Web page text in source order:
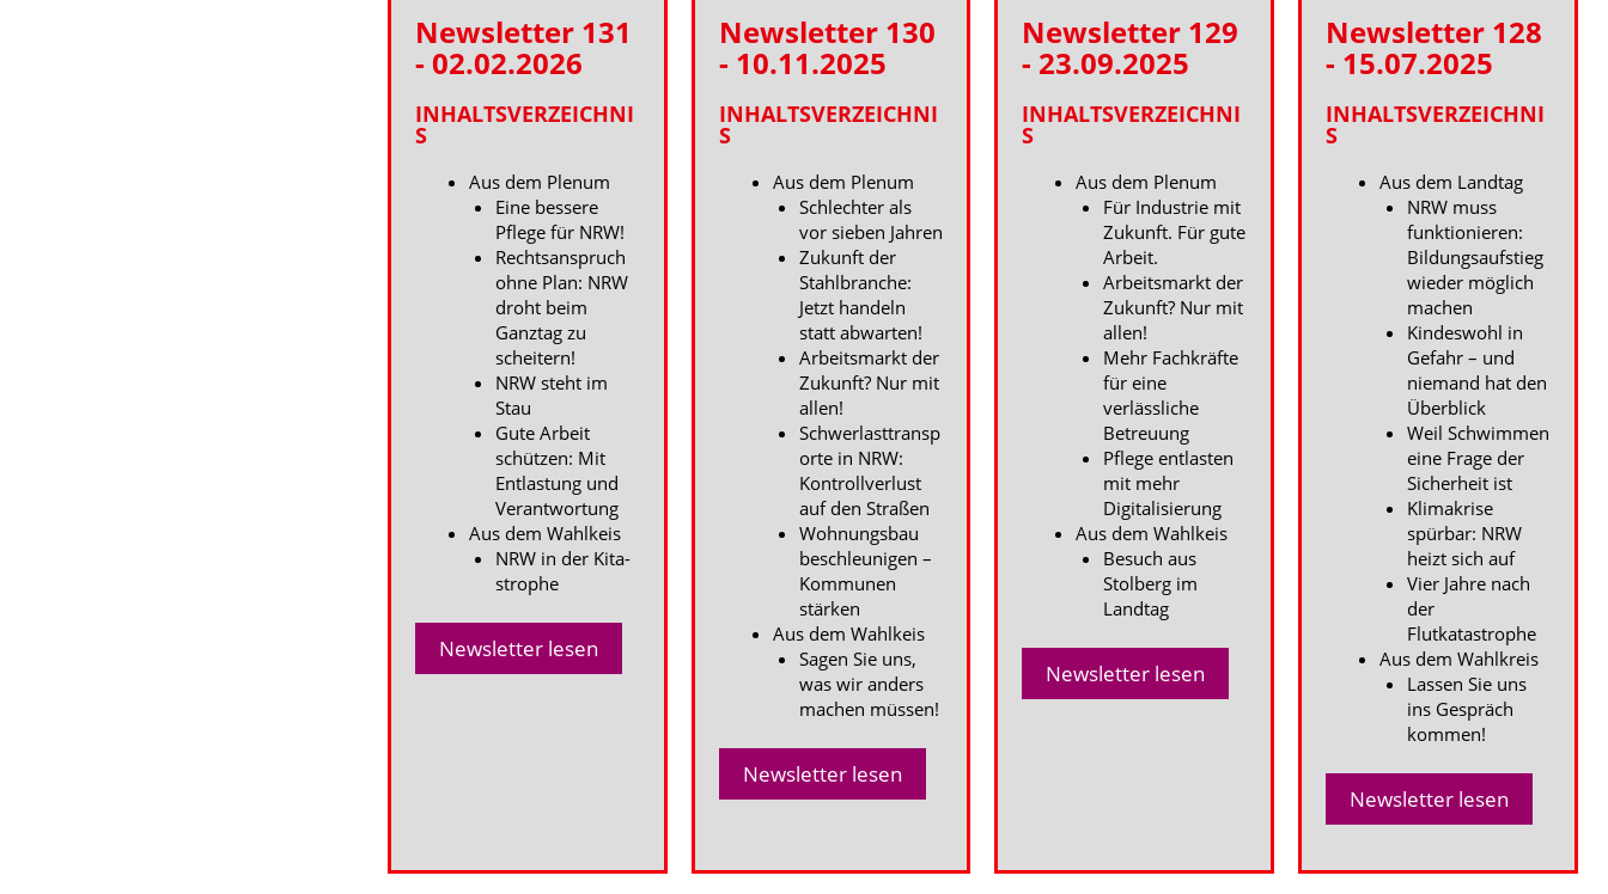
Newsletter 131
- 02.02.2026
INHALTSVERZEICHNI
S
Aus dem Plenum
Eine bessere
Pflege für NRW!
Rechtsanspruch
ohne Plan: NRW
droht beim
Ganztag zu
scheitern!
NRW steht im
Stau
Gute Arbeit
schützen: Mit
Entlastung und
Verantwortung
Aus dem Wahlkeis
NRW in der Kita-
strophe
Newsletter lesen
Newsletter 130
- 10.11.2025
INHALTSVERZEICHNI
S
Aus dem Plenum
Schlechter als
vor sieben Jahren
Zukunft der
Stahlbranche:
Jetzt handeln
statt abwarten!
Arbeitsmarkt der
Zukunft? Nur mit
allen!
Schwerlasttransp
orte in NRW:
Kontrollverlust
auf den Straßen
Wohnungsbau
beschleunigen –
Kommunen
stärken
Aus dem Wahlkeis
Sagen Sie uns,
was wir anders
machen müssen!
Newsletter lesen
Newsletter 129
- 23.09.2025
INHALTSVERZEICHNI
S
Aus dem Plenum
Für Industrie mit
Zukunft. Für gute
Arbeit.
Arbeitsmarkt der
Zukunft? Nur mit
allen!
Mehr Fachkräfte
für eine
verlässliche
Betreuung
Pflege entlasten
mit mehr
Digitalisierung
Aus dem Wahlkeis
Besuch aus
Stolberg im
Landtag
Newsletter lesen
Newsletter 128
- 15.07.2025
INHALTSVERZEICHNI
S
Aus dem Landtag
NRW muss
funktionieren:
Bildungsaufstieg
wieder möglich
machen
Kindeswohl in
Gefahr – und
niemand hat den
Überblick
Weil Schwimmen
eine Frage der
Sicherheit ist
Klimakrise
spürbar: NRW
heizt sich auf
Vier Jahre nach
der
Flutkatastrophe
Aus dem Wahlkreis
Lassen Sie uns
ins Gespräch
kommen!
Newsletter lesen